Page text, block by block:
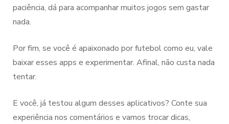
paciência, dá para acompanhar muitos jogos sem gastar
nada.
Por fim, se você é apaixonado por futebol como eu, vale
baixar esses apps e experimentar. Afinal, não custa nada
tentar.
E você, já testou algum desses aplicativos? Conte sua
experiência nos comentários e vamos trocar dicas,